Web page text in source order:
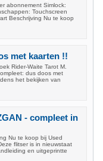
abonnement Simlock:
Touchscreen
Beschrijving Nu te koop
met kaarten !!
Rider-Waite Tarot M.
dus doos met
het bekijken van
- compleet in
Nu te koop bij Used
flitser is in nieuwstaat
en uitgeprintte